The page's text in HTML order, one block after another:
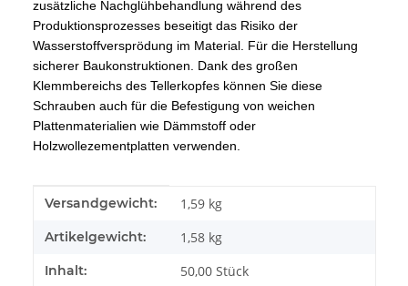
zusätzliche Nachglühbehandlung während des
Produktionsprozesses beseitigt das Risiko der
Wasserstoffversprödung im Material. Für die Herstellung
sicherer Baukonstruktionen. Dank des großen
Klemmbereichs des Tellerkopfes können Sie diese
Schrauben auch für die Befestigung von weichen
Plattenmaterialien wie Dämmstoff oder
Holzwollezementplatten verwenden.
Produkteigenschaft
Wert
Versandgewicht: 1,59 kg
Artikelgewicht: 1,58 kg
Inhalt: 50,00 Stück